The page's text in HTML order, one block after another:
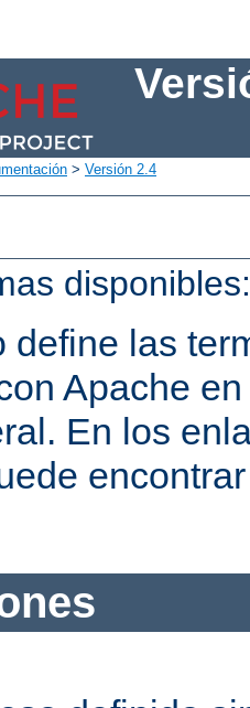
> Versión 2.4
define las
Apache
En los